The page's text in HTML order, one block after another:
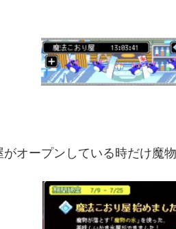
がオープンしている時だけ魔